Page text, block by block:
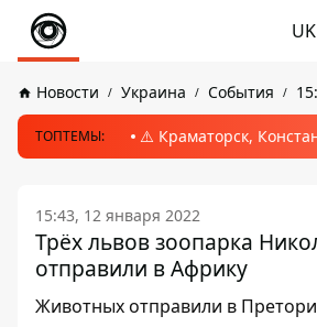
UK
Новости Украина События
ТОПТЕМЫ: ⚠️ Краматорск,
15:43, 12 января 2022
Трёх львов зоопарка
отправили в Африку
Животных отправили в